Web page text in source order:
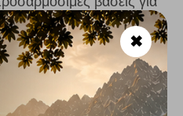
σε ανώμαλο έδαφος
νερού και θερμότητας
με σκληρή και
σε ήπια βροχή και
✖